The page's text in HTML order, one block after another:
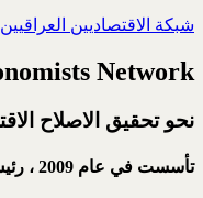
شبكة الاقتصاديين العراقيين
Network
نحو تحقيق الاصلاح
تأسست في عام 2009 ،